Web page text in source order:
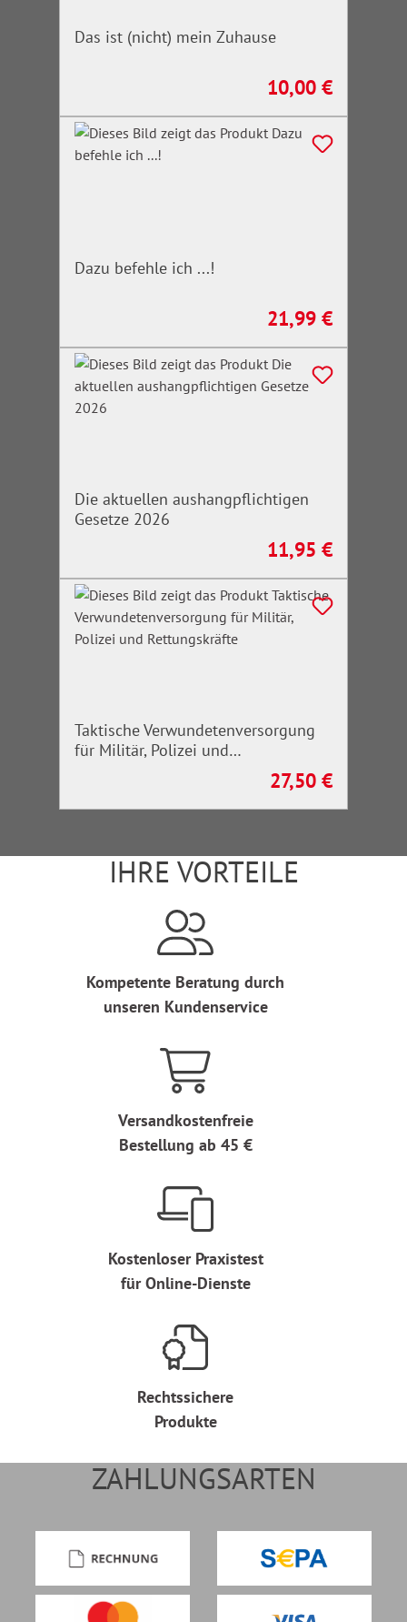
Das ist (nicht) mein Zuhause
Regulärer Preis:
10,00 €
Dazu befehle ich ...!
Regulärer Preis:
21,99 €
Die aktuellen aushangpflichtigen
Gesetze 2026
Regulärer Preis:
11,95 €
Taktische Verwundetenversorgung
für Militär, Polizei und
Regulärer Preis:
27,50 €
IHRE VORTEILE
Kompetente Beratung durch
unseren Kundenservice
Versandkostenfreie
Bestellung ab 45 €
Kostenloser Praxistest
für Online-Dienste
Rechtssichere
Produkte
ZAHLUNGSARTEN